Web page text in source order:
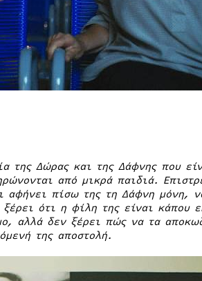
της Δώρας και της Δάφνης που
από μικρά παιδιά.
αφήνει πίσω της τη Δάφνη μόνη,
ότι η φίλη της είναι κάπου
αλλά δεν ξέρει πώς να τα
της αποστολή.